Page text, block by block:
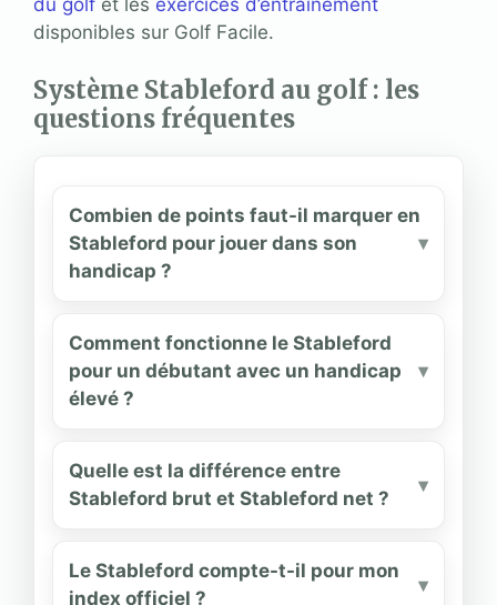
du golf et les exercices d’entraînement
disponibles sur Golf Facile.
Système Stableford au golf : les
questions fréquentes
Combien de points faut-il marquer en
Stableford pour jouer dans son
handicap ?
Comment fonctionne le Stableford
pour un débutant avec un handicap
élevé ?
Quelle est la différence entre
Stableford brut et Stableford net ?
Le Stableford compte-t-il pour mon
index officiel ?